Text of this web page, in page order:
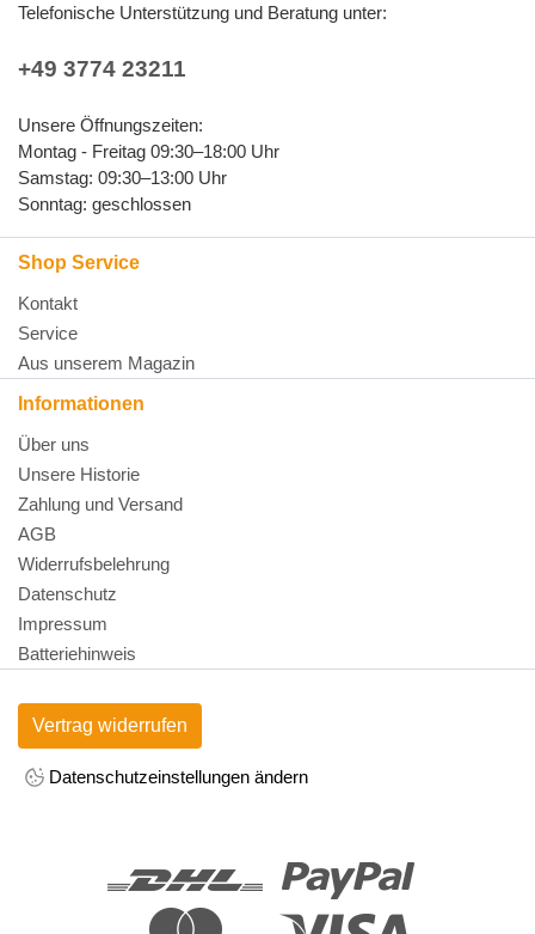
Telefonische Unterstützung und Beratung unter:
+49 3774 23211
Unsere Öffnungszeiten:
Montag - Freitag 09:30–18:00 Uhr
Samstag: 09:30–13:00 Uhr
Sonntag: geschlossen
Shop Service
Kontakt
Service
Aus unserem Magazin
Informationen
Über uns
Unsere Historie
Zahlung und Versand
AGB
Widerrufsbelehrung
Datenschutz
Impressum
Batteriehinweis
Vertrag widerrufen
Datenschutzeinstellungen ändern